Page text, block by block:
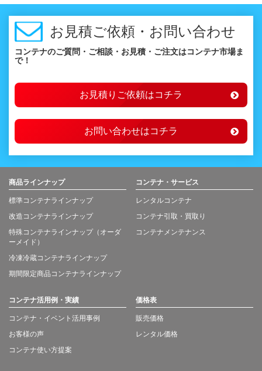
お見積ご依頼・お問い合わせ
コンテナのご質問・ご相談・お見積・ご注文はコンテナ市場ま
で！
お見積りご依頼はコチラ
お問い合わせはコチラ
商品ラインナップ
標準コンテナラインナップ
改造コンテナラインナップ
特殊コンテナラインナップ（オーダ
ーメイド）
冷凍冷蔵コンテナラインナップ
期間限定商品コンテナラインナップ
コンテナ・サービス
レンタルコンテナ
コンテナ引取・買取り
コンテナメンテナンス
コンテナ活用例・実績
コンテナ・イベント活用事例
お客様の声
コンテナ使い方提案
価格表
販売価格
レンタル価格